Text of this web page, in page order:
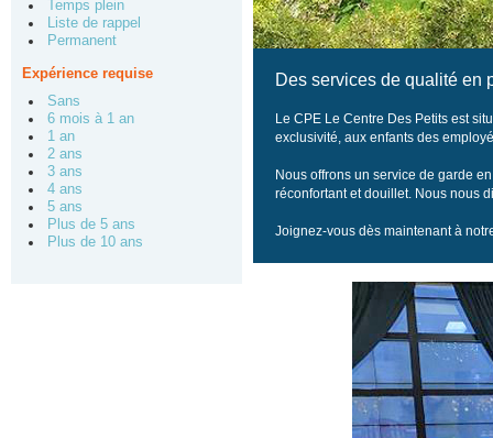
Temps plein
Liste de rappel
Permanent
Expérience requise
Sans
6 mois à 1 an
1 an
2 ans
3 ans
4 ans
5 ans
Plus de 5 ans
Plus de 10 ans
Des services de qualité en
Le CPE Le Centre Des Petits est
exclusivité, aux enfants des
Nous offrons un service de garde
réconfortant et douillet. Nous nous
Joignez-vous dès maintenant à